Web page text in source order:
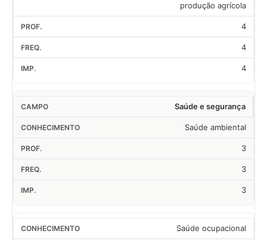
produção agrícola
4
4
4
Saúde e segurança
Saúde ambiental
3
3
3
Saúde ocupacional